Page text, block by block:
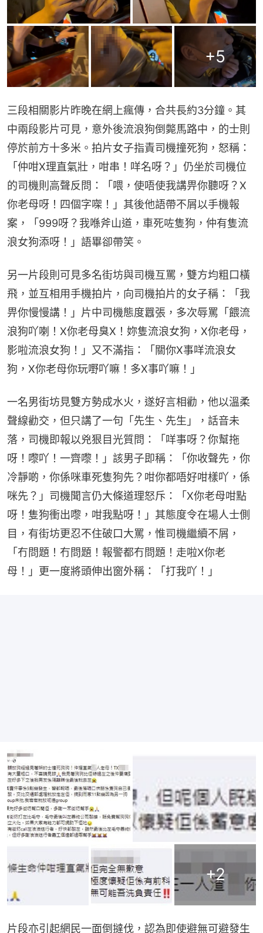
+5
三段相關影片昨晚在網上瘋傳，合共長約3分鐘。其
中兩段影片可見，意外後流浪狗倒斃馬路中，的士則
停於前方十多米。拍片女子指責司機撞死狗，怒稱：
「仲咁X理直氣壯，咁串！咩名呀？」仍坐於司機位
的司機則高聲反問：「喂，使唔使我講畀你聽呀？X
你老母呀！四個字㗎！」其後他語帶不屑以手機報
案，「999呀？我喺斧山道，車死咗隻狗，仲有隻流
浪女狗添呀！」語畢卻帶笑。
另一片段則可見多名街坊與司機互罵，雙方均粗口橫
飛，並互相用手機拍片，向司機拍片的女子稱：「我
畀你慢慢講！」片中司機態度囂張，多次辱罵「餵流
浪狗吖喇！X你老母臭X！妳隻流浪女狗，X你老母，
影啦流浪女狗！」又不滿指：「關你X事咩流浪女
狗，X你老母你玩嘢吖嘛！多X事吖嘛！」
一名男街坊見雙方勢成水火，遂好言相勸，他以溫柔
聲線勸交，但只講了一句「先生、先生」，話音未
落，司機即報以兇狠目光質問：「咩事呀？你幫拖
呀！嚟吖！一齊嚟！」該男子即稱：「你收聲先，你
冷靜啲，你係咪車死隻狗先？咁你都唔好咁樣吖，係
咪先？」司機聞言仍大條道理怒斥：「X你老母咁點
呀！隻狗衝出嚟，咁我點呀！」其態度令在場人士側
目，有街坊更忍不住破口大罵，惟司機繼續不屑，
「冇問題！冇問題！報警都冇問題！走啦X你老
母！」更一度將頭伸出窗外稱：「打我吖！」
+2
片段亦引起網民一面倒撻伐，認為即使避無可避發生